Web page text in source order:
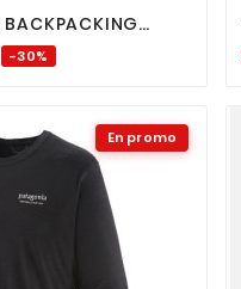
BACKPACKING
NAVY
-30%
En promo